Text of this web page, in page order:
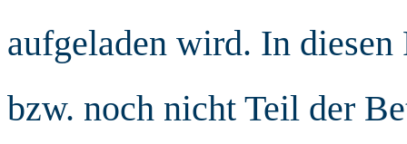
aufgeladen wird. In
bzw. noch nicht Teil der